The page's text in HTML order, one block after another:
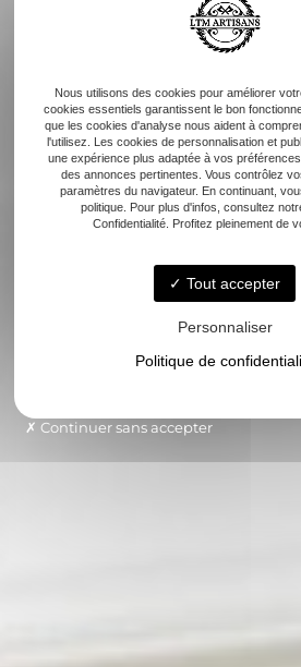
Nous utilisons des cookies pour améliorer
cookies essentiels garantissent le bon
que les cookies d'analyse nous aident à
l'utilisez. Les cookies de personnalisation et
une expérience plus adaptée à vos
des annonces pertinentes. Vous contrôlez
paramètres du navigateur. En continuant,
politique. Pour plus d'infos, consultez
Confidentialité. Profitez pleinement de
Tout accepter
Personnaliser
Politique de
Continuer sans accepter